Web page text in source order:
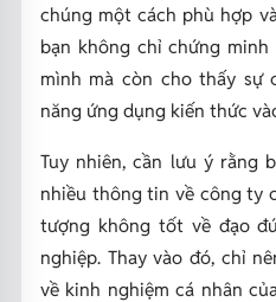
chúng một cách phù hợp
bạn không chỉ chứng
mình mà còn cho thấy sự
năng ứng dụng kiến thức
Tuy nhiên, cần lưu ý rằng
nhiều thông tin về công ty
tượng không tốt về đạo
nghiệp. Thay vào đó, chỉ
về kinh nghiệm cá nhân